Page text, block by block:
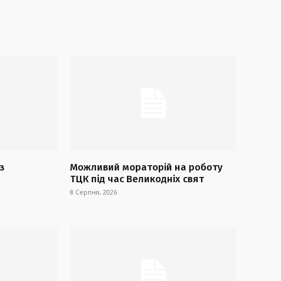
Можливий мораторій на роботу
ТЦК під час Великодніх свят
8 Серпня, 2026